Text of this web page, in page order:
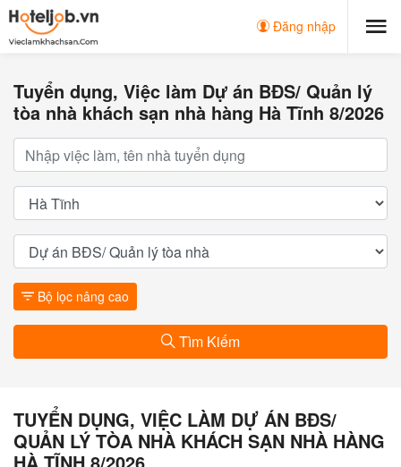
Đăng nhập
Tuyển dụng, Việc làm Dự án BĐS/ Quản lý
tòa nhà khách sạn nhà hàng Hà Tĩnh 8/2026
Bộ lọc nâng cao
Tìm Kiếm
TUYỂN DỤNG, VIỆC LÀM DỰ ÁN BĐS/
QUẢN LÝ TÒA NHÀ KHÁCH SẠN NHÀ HÀNG